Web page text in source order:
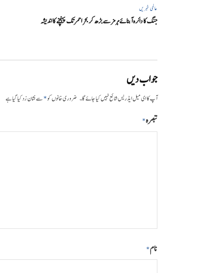
عالمی خبریں
جنگ کا دائرہ آبنائے ہرمز سے بڑھ کر بحر احمر تک پہنچنے کا اندیشہ
جواب دیں
آپ کا ای میل ایڈریس شائع نہیں کیا جائے گا۔ ضروری خانوں کو*سے نشان زد کیا گیا ہے
تبصرہ*
نام*